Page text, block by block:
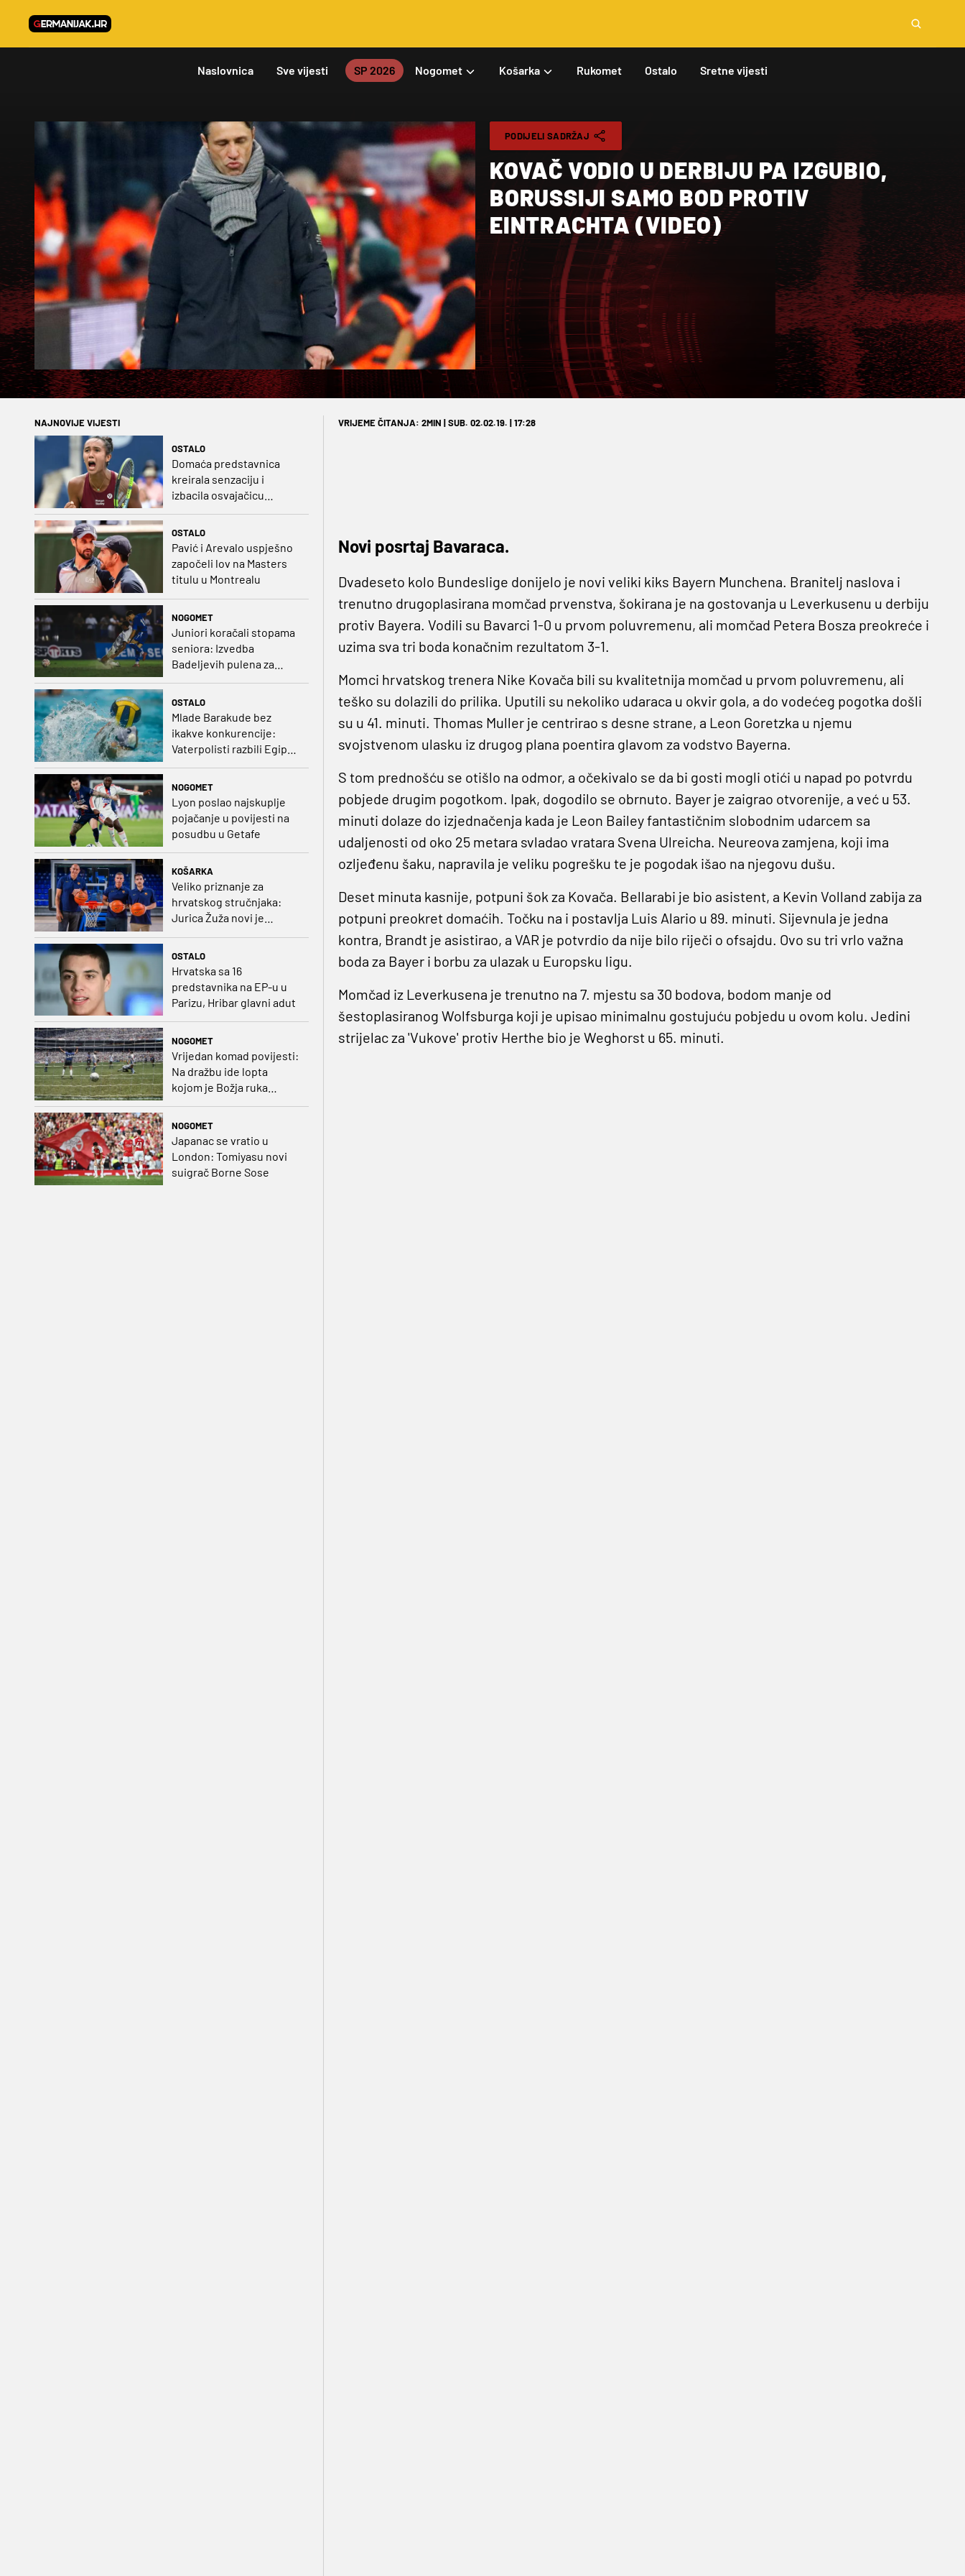
Naslovnica Sve vijesti SP 2026 Nogomet Košarka Rukomet Ostalo Sretne vijesti
PODIJELI SADRŽAJ
KOVAČ VODIO U DERBIJU PA IZGUBIO,
BORUSSIJI SAMO BOD PROTIV
EINTRACHTA (VIDEO)
NAJNOVIJE VIJESTI
OSTALO
Domaća predstavnica
kreirala senzaciju i
izbacila osvajačicu
OSTALO
Pavić i Arevalo uspješno
započeli lov na Masters
titulu u Montrealu
NOGOMET
Juniori koračali stopama
seniora: Izvedba
Badeljevih pulena za
čistu peticu protiv
OSTALO
Mlade Barakude bez
ikakve konkurencije:
Vaterpolisti razbili Egipat
za polufinale SP-a!
NOGOMET
Lyon poslao najskuplje
pojačanje u povijesti na
posudbu u Getafe
KOŠARKA
Veliko priznanje za
hrvatskog stručnjaka:
Jurica Žuža novi je
OSTALO
Hrvatska sa 16
predstavnika na EP-u u
Parizu, Hribar glavni adut
NOGOMET
Vrijedan komad povijesti:
Na dražbu ide lopta
kojom je Božja ruka
NOGOMET
Japanac se vratio u
London: Tomiyasu novi
suigrač Borne Sose
VRIJEME ČITANJA: 2MIN | SUB. 02.02.19. | 17:28
Novi posrtaj Bavaraca.
Dvadeseto kolo Bundeslige donijelo je novi veliki kiks Bayern Munchena. Branitelj naslova i
trenutno drugoplasirana momčad prvenstva, šokirana je na gostovanja u Leverkusenu u derbiju
protiv Bayera. Vodili su Bavarci 1-0 u prvom poluvremenu, ali momčad Petera Bosza preokreće i
uzima sva tri boda konačnim rezultatom 3-1.
Momci hrvatskog trenera Nike Kovača bili su kvalitetnija momčad u prvom poluvremenu, ali
teško su dolazili do prilika. Uputili su nekoliko udaraca u okvir gola, a do vodećeg pogotka došli
su u 41. minuti. Thomas Muller je centrirao s desne strane, a Leon Goretzka u njemu
svojstvenom ulasku iz drugog plana poentira glavom za vodstvo Bayerna.
S tom prednošću se otišlo na odmor, a očekivalo se da bi gosti mogli otići u napad po potvrdu
pobjede drugim pogotkom. Ipak, dogodilo se obrnuto. Bayer je zaigrao otvorenije, a već u 53.
minuti dolaze do izjednačenja kada je Leon Bailey fantastičnim slobodnim udarcem sa
udaljenosti od oko 25 metara svladao vratara Svena Ulreicha. Neureova zamjena, koji ima
ozljeđenu šaku, napravila je veliku pogrešku te je pogodak išao na njegovu dušu.
Deset minuta kasnije, potpuni šok za Kovača. Bellarabi je bio asistent, a Kevin Volland zabija za
potpuni preokret domaćih. Točku na i postavlja Luis Alario u 89. minuti. Sijevnula je jedna
kontra, Brandt je asistirao, a VAR je potvrdio da nije bilo riječi o ofsajdu. Ovo su tri vrlo važna
boda za Bayer i borbu za ulazak u Europsku ligu.
Momčad iz Leverkusena je trenutno na 7. mjestu sa 30 bodova, bodom manje od
šestoplasiranog Wolfsburga koji je upisao minimalnu gostujuću pobjedu u ovom kolu. Jedini
strijelac za 'Vukove' protiv Herthe bio je Weghorst u 65. minuti.